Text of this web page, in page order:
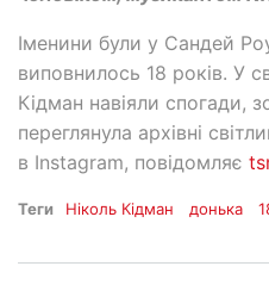
Іменини були у Сандей
виповнилось 18 років. У
Кідман навіяли спогади,
переглянула архівні
в Instagram, повідомляє
Теги Ніколь Кідман донька